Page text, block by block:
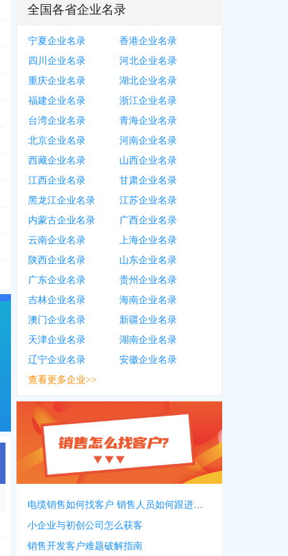
1895***4360，1588***7765
1885***5569，1381***4407，1860***2989
1386***7773，0574****9136，1338***8330
0576***4155， 1585***4883 ， 0576****6677
0571****6716 ，1386***3019，0571****1922
0105***8350 ， 0108***5600 ， 1521***7362
0576****3578，1373***5017， 1875***0658
全国各省企业名录
宁夏企业名录
香港企业名录
四川企业名录
河北企业名录
重庆企业名录
湖北企业名录
福建企业名录
浙江企业名录
台湾企业名录
青海企业名录
北京企业名录
河南企业名录
西藏企业名录
山西企业名录
江西企业名录
甘肃企业名录
黑龙江企业名录
江苏企业名录
内蒙古企业名录
广西企业名录
云南企业名录
上海企业名录
陕西企业名录
山东企业名录
广东企业名录
贵州企业名录
吉林企业名录
海南企业名录
澳门企业名录
新疆企业名录
天津企业名录
湖南企业名录
辽宁企业名录
安徽企业名录
查看更多企业>>
电缆销售如何找客户 销售人员如何跟进客户
小企业与初创公司怎么获客
销售开发客户难题破解指南